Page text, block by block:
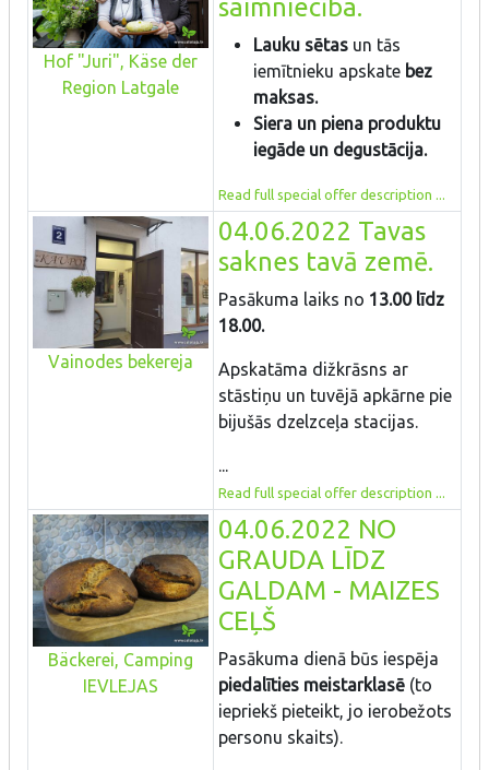
Hof "Juri", Käse der
Region Latgale
saimniecība.
Lauku sētas un tās
iemītnieku apskate bez
maksas.
Siera un piena produktu
iegāde un degustācija.
Read full special offer description ...
Vainodes bekereja
04.06.2022 Tavas
saknes tavā zemē.
Pasākuma laiks no 13.00 līdz
18.00.
Apskatāma dižkrāsns ar
stāstiņu un tuvējā apkārne pie
bijušās dzelzceļa stacijas.
...
Read full special offer description ...
Bäckerei, Camping
IEVLEJAS
04.06.2022 NO
GRAUDA LĪDZ
GALDAM - MAIZES
CEĻŠ
Pasākuma dienā būs iespēja
piedalīties meistarklasē (to
iepriekš pieteikt, jo ierobežots
personu skaits).